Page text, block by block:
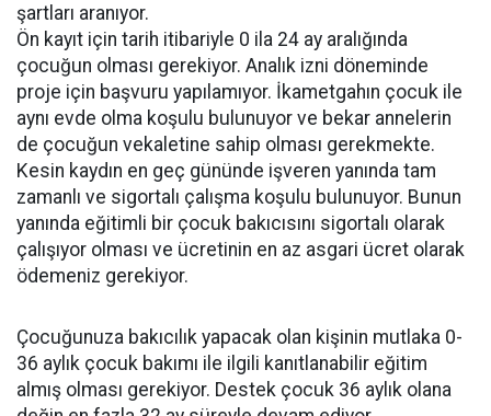
şartları aranıyor.
Ön kayıt için tarih itibariyle 0 ila 24 ay aralığında
çocuğun olması gerekiyor. Analık izni döneminde
proje için başvuru yapılamıyor. İkametgahın çocuk ile
aynı evde olma koşulu bulunuyor ve bekar annelerin
de çocuğun vekaletine sahip olması gerekmekte.
Kesin kaydın en geç gününde işveren yanında tam
zamanlı ve sigortalı çalışma koşulu bulunuyor. Bunun
yanında eğitimli bir çocuk bakıcısını sigortalı olarak
çalışıyor olması ve ücretinin en az asgari ücret olarak
ödemeniz gerekiyor.
Çocuğunuza bakıcılık yapacak olan kişinin mutlaka 0-
36 aylık çocuk bakımı ile ilgili kanıtlanabilir eğitim
almış olması gerekiyor. Destek çocuk 36 aylık olana